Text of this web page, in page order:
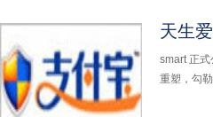
smart 正
重塑，勾